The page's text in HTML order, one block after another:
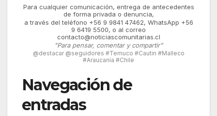
Para cualquier comunicación, entrega de antecedentes
de forma privada o denuncia,
a través del teléfono +56 9 9841 47462, WhatsApp +56
9 6419 5500, o al correo
contacto@noticiascomunitarias.cl
"Para pensar, comentar y compartir"
@destacar @seguidores #Temuco #Cautin #Malleco
#Araucanía #Chile
Navegación de
entradas